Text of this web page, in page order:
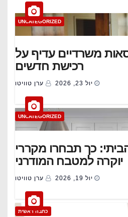
UNCATEGORIZED
משרדיים עדיף על
רכישת חדשים
יול 23, 2026 ערן טוויטו
UNCATEGORIZED
כך תבחרו מקררי
יוקרה למטבח המודרני
יול 19, 2026 ערן טוויטו
כתבה ראשית